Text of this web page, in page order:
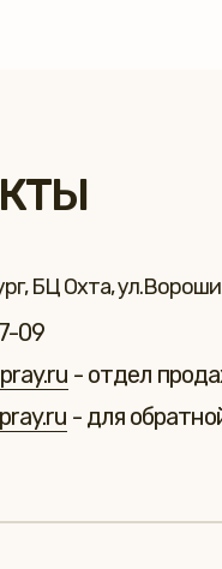
БЦ Охта,
09
- отдел
- для